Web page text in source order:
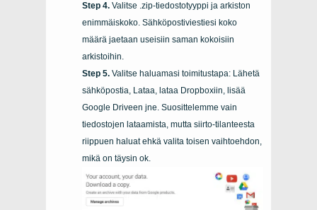
Valitse .zip-tiedostotyyppi ja arkiston
enimmäiskoko. Sähköpostiviestiesi koko
määrä jaetaan useisiin saman kokoisiin
arkistoihin.
Valitse haluamasi toimitustapa: Lähetä
sähköpostia, Lataa, lataa Dropboxiin, lisää
Google Driveen jne. Suosittelemme vain
tiedostojen lataamista, mutta siirto-tilanteesta
riippuen haluat ehkä valita toisen vaihtoehdon,
mikä on täysin ok.